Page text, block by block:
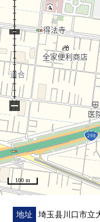
・东南阳台
■ 在找想要的家方
房源的详细、需讨
100 m
−
地址 埼玉县川口市立